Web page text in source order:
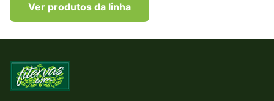
Ver produtos da linha